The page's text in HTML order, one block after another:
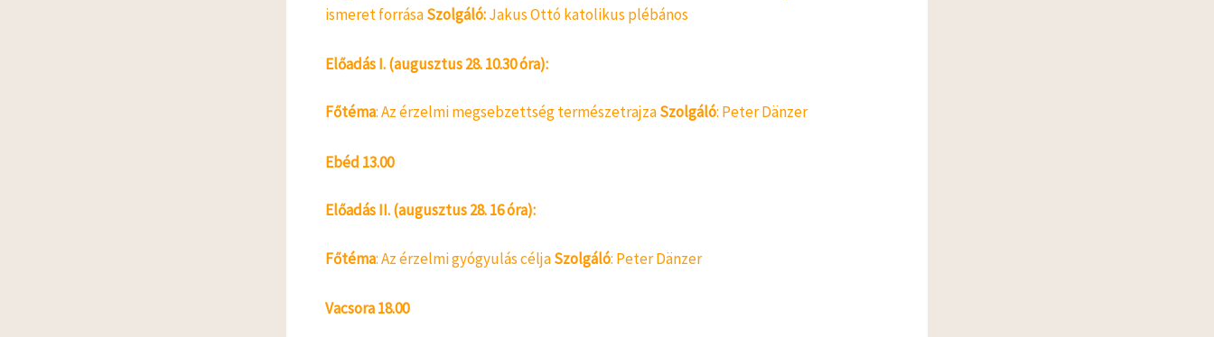
ismeret forrásaSzolgáló:Jakus Ottó katolikus plébános
Előadás I. (augusztus 28. 10.30 óra):
Főtéma: Az érzelmi megsebzettség természetrajzaSzolgáló: Peter Dänzer
Ebéd 13.00
Előadás II. (augusztus 28. 16 óra):
Főtéma: Az érzelmi gyógyulás céljaSzolgáló: Peter Dänzer
Vacsora 18.00